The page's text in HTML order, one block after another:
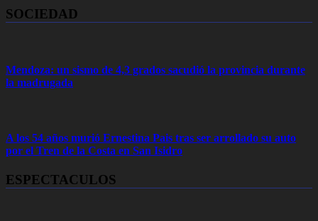
SOCIEDAD
Mendoza: un sismo de 4,3 grados sacudió la provincia durante
la madrugada
A los 54 años murió Ernestina Pais tras ser arrollado su auto
por el Tren de la Costa en San Isidro
ESPECTACULOS